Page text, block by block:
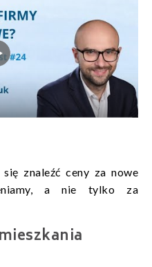
znaleźć ceny za nowe
a nie tylko za